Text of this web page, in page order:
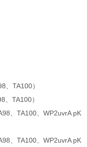
、TA100）
、TA100）
、TA100、WP2uvrA pK
、TA100、WP2uvrA pK